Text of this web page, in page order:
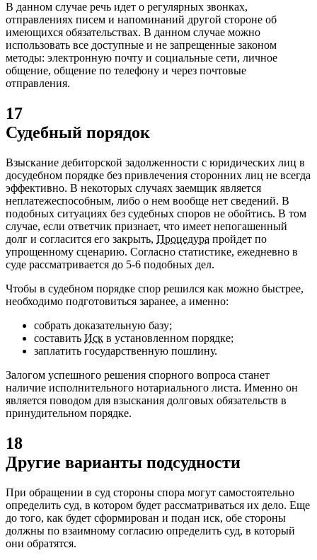
В данном случае речь идет о регулярных звонках,
отправлениях писем и напоминаний другой стороне об
имеющихся обязательствах. В данном случае можно
использовать все доступные и не запрещенные законом
методы: электронную почту и социальные сети, личное
общение, общение по телефону и через почтовые
отправления.
17
Судебный порядок
Взыскание дебиторской задолженности с юридических лиц в
досудебном порядке без привлечения сторонних лиц не всегда
эффективно. В некоторых случаях заемщик является
неплатежеспособным, либо о нем вообще нет сведений. В
подобных ситуациях без судебных споров не обойтись. В том
случае, если ответчик признает, что имеет непогашенный
долг и согласится его закрыть, Процедура пройдет по
упрощенному сценарию. Согласно статистике, ежедневно в
суде рассматривается до 5-6 подобных дел.
Чтобы в судебном порядке спор решился как можно быстрее,
необходимо подготовиться заранее, а именно:
собрать доказательную базу;
составить Иск в установленном порядке;
заплатить государственную пошлину.
Залогом успешного решения спорного вопроса станет
наличие исполнительного нотариального листа. Именно он
является поводом для взыскания долговых обязательств в
принудительном порядке.
18
Другие варианты подсудности
При обращении в суд стороны спора могут самостоятельно
определить суд, в котором будет рассматриваться их дело. Еще
до того, как будет сформирован и подан иск, обе стороны
должны по взаимному согласию определить суд, в который
они обратятся.